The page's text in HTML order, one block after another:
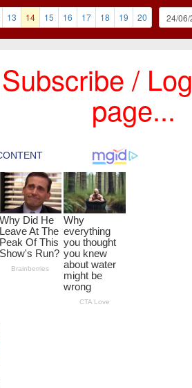
13 14 15 16 17 18 19 20
/
page...